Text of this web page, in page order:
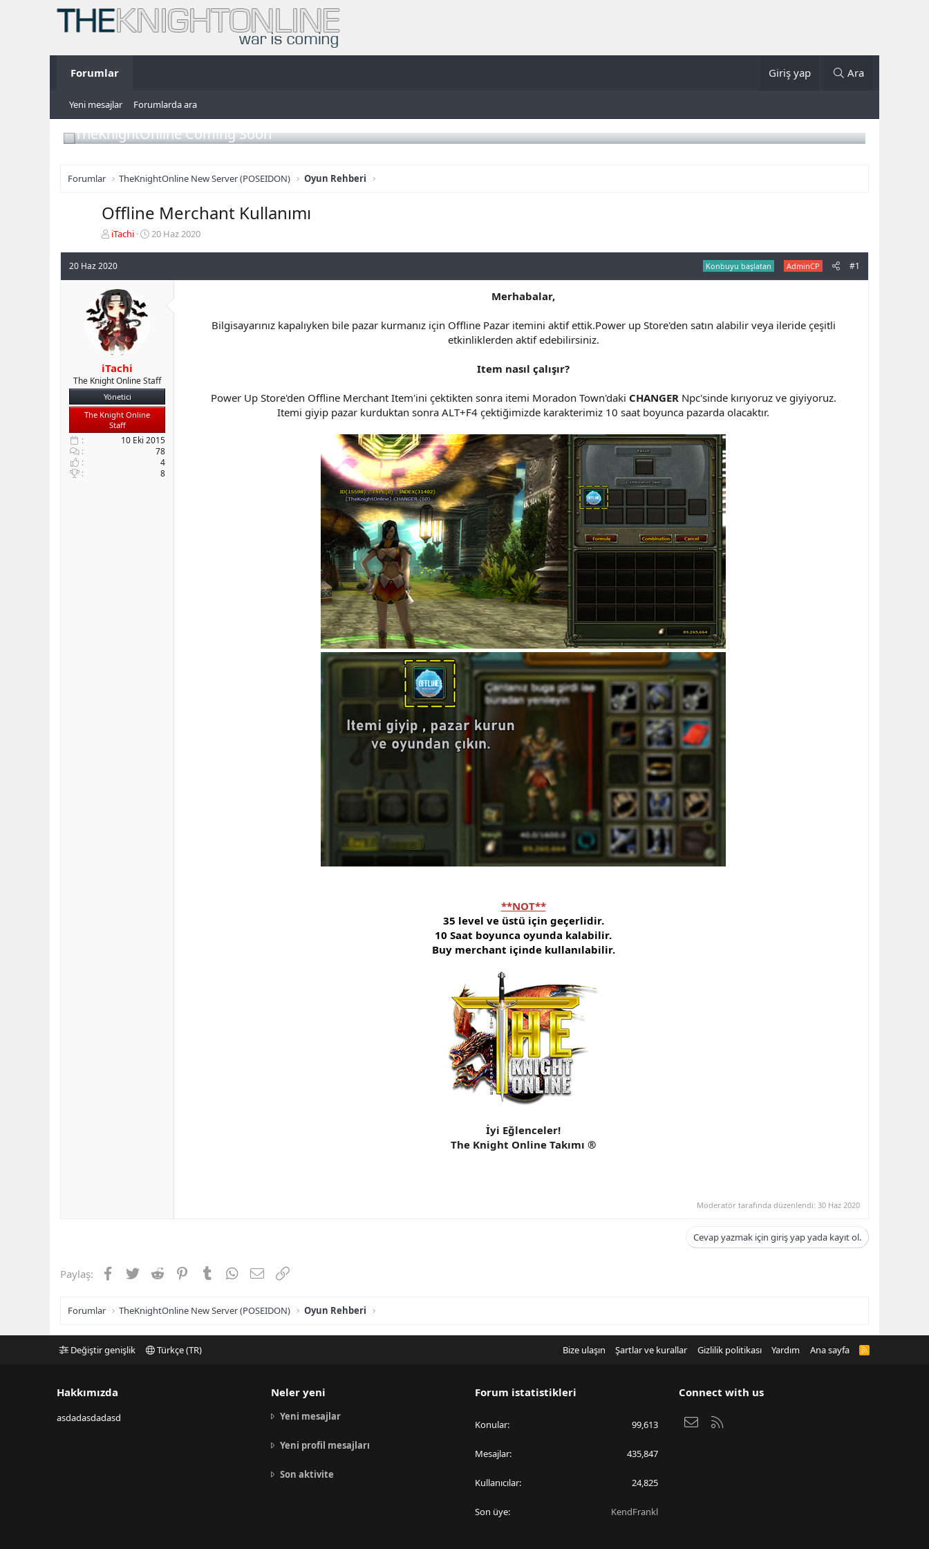
Forumlar Giriş yap Ara
Yeni mesajlar Forumlarda ara
TheKnightOnline Coming Soon
Forumlar TheKnightOnline New Server (POSEIDON) Oyun Rehberi
Offline Merchant Kullanımı
K
b
u
y
u
b
a
ş
l
a
t
a
n
iTachi
B
a
i
i
20 Haz 2020
20 Haz 2020 Konbuyu başlatan AdminCP #1
iTachi
The Knight Online Staff
Yönetici
The Knight Online
Staff
10 Eki 2015
78
4
8
Merhabalar,
Bilgisayarınız kapalıyken bile pazar kurmanız için Offline Pazar itemini aktif ettik.Power up Store'den satın alabilir veya ileride çeşitli
etkinliklerden aktif edebilirsiniz.
Item nasıl çalışır?
Power Up Store'den Offline Merchant Item'ini çektikten sonra itemi Moradon Town'daki CHANGERNpc'sinde kırıyoruz ve giyiyoruz.
Itemi giyip pazar kurduktan sonra ALT+F4 çektiğimizde karakterimiz 10 saat boyunca pazarda olacaktır.
**NOT**
35 level ve üstü için geçerlidir.
10 Saat boyunca oyunda kalabilir.
Buy merchant içinde kullanılabilir.
İyi Eğlenceler!
The Knight Online Takımı ®
Moderatör tarafında düzenlendi: 30 Haz 2020
Cevap yazmak için giriş yap yada kayıt ol.
Paylaş: Facebook
TwitterReddit PinterestTumblrWhatsApp
E-postaLink
Forumlar TheKnightOnline New Server (POSEIDON) Oyun Rehberi
Değiştir genişlik Türkçe (TR) Bize ulaşın Şartlar ve kurallar Gizlilik politikası Yardım Ana sayfa
R
Hakkımızda
asdadasdadasd
Neler yeni
Yeni mesajlar
Yeni profil mesajları
Son aktivite
Forum istatistikleri
Konular 99,613
Mesajlar 435,847
Kullanıcılar 24,825
Son üye KendFrankl
Connect with us
Bize ulaşın